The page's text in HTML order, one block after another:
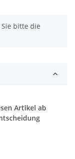
bitte die
Artikel ab